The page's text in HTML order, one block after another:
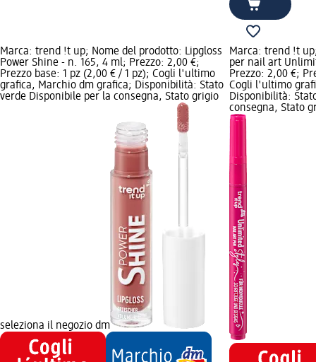
Marca: trend !t up; Nome del prodotto: Lipgloss
Power Shine - n. 165, 4 ml; Prezzo: 2,00 €;
Prezzo base: 1 pz (2,00 € / 1 pz); Cogli l'ultimo
grafica, Marchio dm grafica; Disponibilità: Stato
verde Disponibile per la consegna, Stato grigio
seleziona il negozio dm
Marca: trend !t
per nail art
Prezzo: 2,00 €;
Cogli l'ultimo
Disponibilità:
consegna, Stato